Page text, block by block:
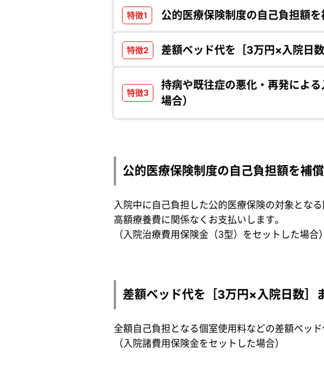
公的医療保険制度の自己負担額を
差額ベッド代を［3万円×入院日
持病や既往症の悪化・再発によ
場合）
公的医療保険制度の自己負担額を補償
入院中に自己負担した公的医療保険の対象とな
高額療養費に関係なくお支払いします。
（入院治療費用保険金（3型）をセットした場合）
差額ベッド代を［3万円×入院日数］
全額自己負担となる個室使用料などの差額ベッ
（入院諸費用保険金をセットした場合）